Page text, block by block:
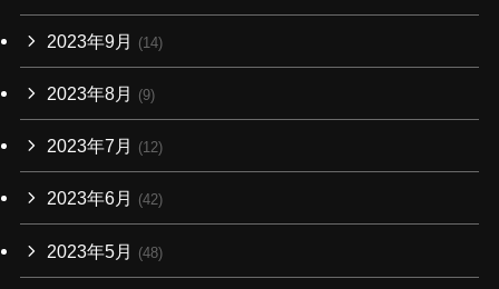
2023年9月 (14)
2023年8月 (9)
2023年7月 (12)
2023年6月 (42)
2023年5月 (48)